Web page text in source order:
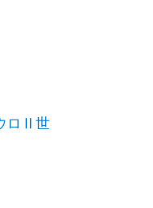
ロⅡ世